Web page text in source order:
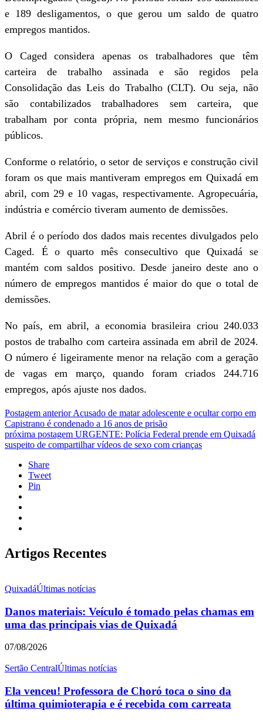
e 189 desligamentos, o que gerou um saldo de quatro
empregos mantidos.
O Caged considera apenas os trabalhadores que têm
carteira de trabalho assinada e são regidos pela
Consolidação das Leis do Trabalho (CLT). Ou seja, não
são contabilizados trabalhadores sem carteira, que
trabalham por conta própria, nem mesmo funcionários
públicos.
Conforme o relatório, o setor de serviços e construção civil
foram os que mais mantiveram empregos em Quixadá em
abril, com 29 e 10 vagas, respectivamente. Agropecuária,
indústria e comércio tiveram aumento de demissões.
Abril é o período dos dados mais recentes divulgados pelo
Caged. É o quarto mês consecultivo que Quixadá se
mantém com saldos positivo. Desde janeiro deste ano o
número de empregos mantidos é maior do que o total de
demissões.
No país, em abril, a economia brasileira criou 240.033
postos de trabalho com carteira assinada em abril de 2024.
O número é ligeiramente menor na relação com a geração
de vagas em março, quando foram criados 244.716
empregos, após ajuste nos dados.
Postagem anterior Acusado de matar adolescente e ocultar corpo em
Capistrano é condenado a 16 anos de prisão
próxima postagem URGENTE: Polícia Federal prende em Quixadá
suspeito de compartilhar vídeos de sexo com crianças
Share
Tweet
Pin
Artigos Recentes
QuixadáÚltimas notícias
Danos materiais: Veículo é tomado pelas chamas em
uma das principais vias de Quixadá
07/08/2026
Sertão CentralÚltimas notícias
Ela venceu! Professora de Choró toca o sino da
última quimioterapia e é recebida com carreata